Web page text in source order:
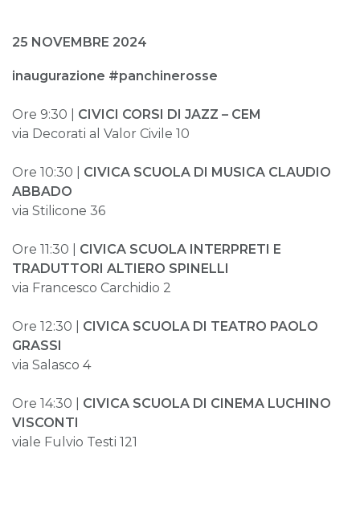
25 NOVEMBRE 2024
inaugurazione #panchinerosse
Ore 9:30 | CIVICI CORSI DI JAZZ – CEM
via Decorati al Valor Civile 10
Ore 10:30 | CIVICA SCUOLA DI MUSICA CLAUDIO
ABBADO
via Stilicone 36
Ore 11:30 | CIVICA SCUOLA INTERPRETI E
TRADUTTORI ALTIERO SPINELLI
via Francesco Carchidio 2
Ore 12:30 | CIVICA SCUOLA DI TEATRO PAOLO
GRASSI
via Salasco 4
Ore 14:30 | CIVICA SCUOLA DI CINEMA LUCHINO
VISCONTI
viale Fulvio Testi 121